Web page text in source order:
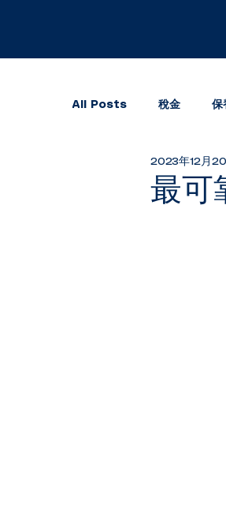
All Posts 稅金 保
最可
2023年12月20